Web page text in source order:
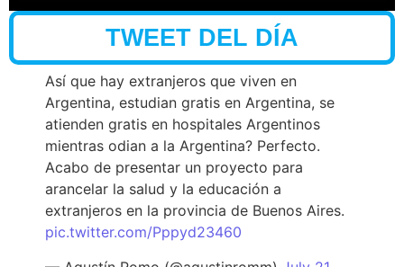
TWEET DEL DÍA
Así que hay extranjeros que viven en
Argentina, estudian gratis en Argentina, se
atienden gratis en hospitales Argentinos
mientras odian a la Argentina? Perfecto.
Acabo de presentar un proyecto para
arancelar la salud y la educación a
extranjeros en la provincia de Buenos Aires.
pic.twitter.com/Pppyd23460